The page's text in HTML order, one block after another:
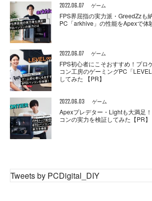
2022.06.07 ゲーム
FPS界屈指の実力派・GreedZzも
PC「arkhive」の性能をApexで体
2022.06.07 ゲーム
FPS初心者にこそおすすめ！プロ
コン工房のゲーミングPC「
してみた 【PR】
2022.06.03 ゲーム
Apexプレデター・Lightも大満足
コンの実力を検証してみた【PR】
Tweets by PCDigital_DIY